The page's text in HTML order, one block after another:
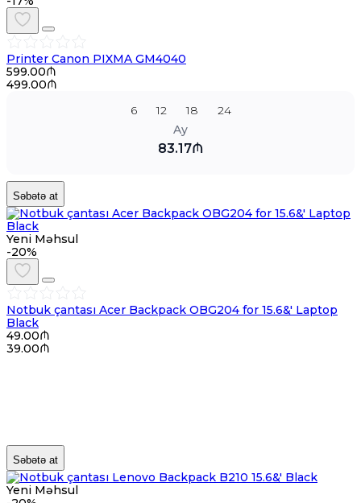
Printer Canon PIXMA GM4040
599.00₼
499.00₼
6
12 18
24
Ay
83.17₼
Səbətə at
Yeni Məhsul
-20%
Notbuk çantası Acer Backpack OBG204 for 15.6&' Laptop
Black
49.00₼
39.00₼
Səbətə at
Yeni Məhsul